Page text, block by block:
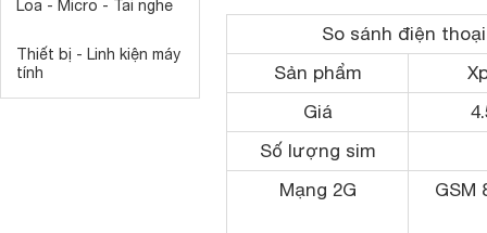
Loa - Micro - Tai nghe
Thiết bị - Linh kiện máy
tính
So sánh điện
Sản phẩm
Giá
Số lượng sim
Mạng 2G
GSM